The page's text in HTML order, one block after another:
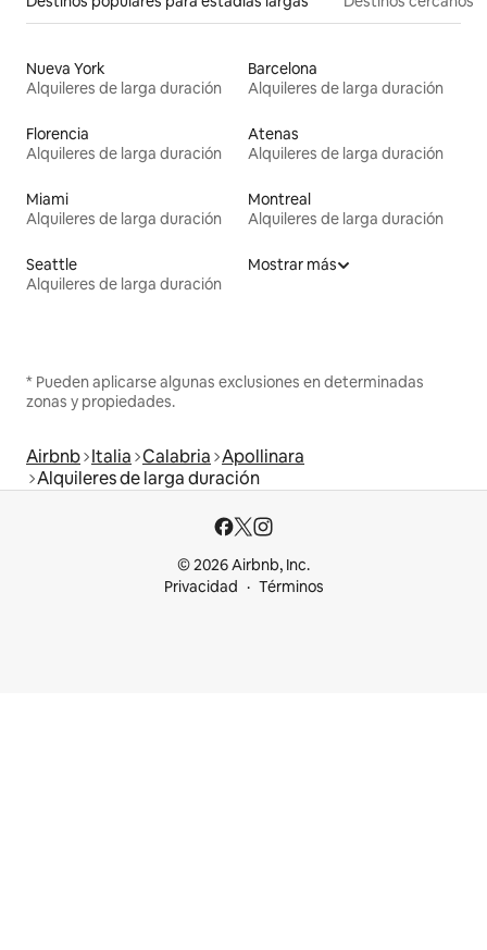
Nueva York
Alquileres de larga duración
Barcelona
Alquileres de larga duración
Florencia
Alquileres de larga duración
Atenas
Alquileres de larga duración
Miami
Alquileres de larga duración
Montreal
Alquileres de larga duración
Seattle
Alquileres de larga duración
Mostrar más
* Pueden aplicarse algunas exclusiones en determinadas
zonas y propiedades.
Airbnb Italia Calabria Apollinara
Alquileres de larga duración
© 2026 Airbnb, Inc.
Privacidad
Términos